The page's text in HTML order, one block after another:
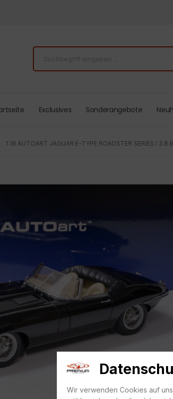
Exclusives Sonderangebote
1:18 AUTOART JAGUAR E-TYPE ROADSTER SERIES I
Wir verwenden Cookies auf